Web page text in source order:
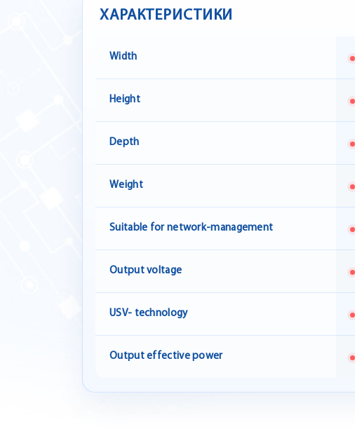
ХАРАКТЕРИСТИКИ
Width
Height
Depth
Weight
Suitable for network-management
Output voltage
USV- technology
Output effective power